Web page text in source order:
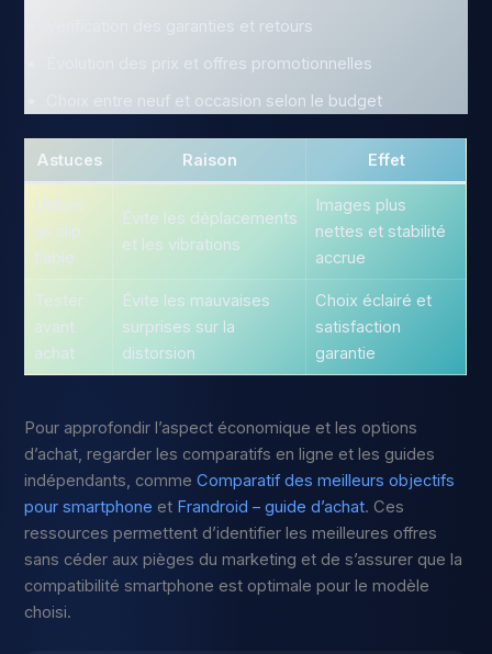
Vérification des garanties et retours
Évolution des prix et offres promotionnelles
Choix entre neuf et occasion selon le budget
Astuces Raison Effet
Utiliser
un clip
fiable
Évite les déplacements
et les vibrations
Images plus
nettes et stabilité
accrue
Tester
avant
achat
Évite les mauvaises
surprises sur la
distorsion
Choix éclairé et
satisfaction
garantie
Pour approfondir l’aspect économique et les options
d’achat, regarder les comparatifs en ligne et les guides
indépendants, commeComparatif des meilleurs objectifs
pour smartphone et Frandroid – guide d’achat. Ces
ressources permettent d’identifier les meilleures offres
sans céder aux pièges du marketing et de s’assurer que la
compatibilité smartphone est optimale pour le modèle
choisi.